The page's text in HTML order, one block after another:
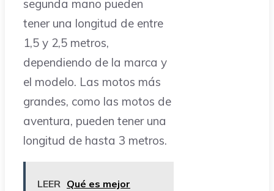
segunda mano pueden
tener una longitud de entre
1,5 y 2,5 metros,
dependiendo de la marca y
el modelo. Las motos más
grandes, como las motos de
aventura, pueden tener una
longitud de hasta 3 metros.
LEER Qué es mejor